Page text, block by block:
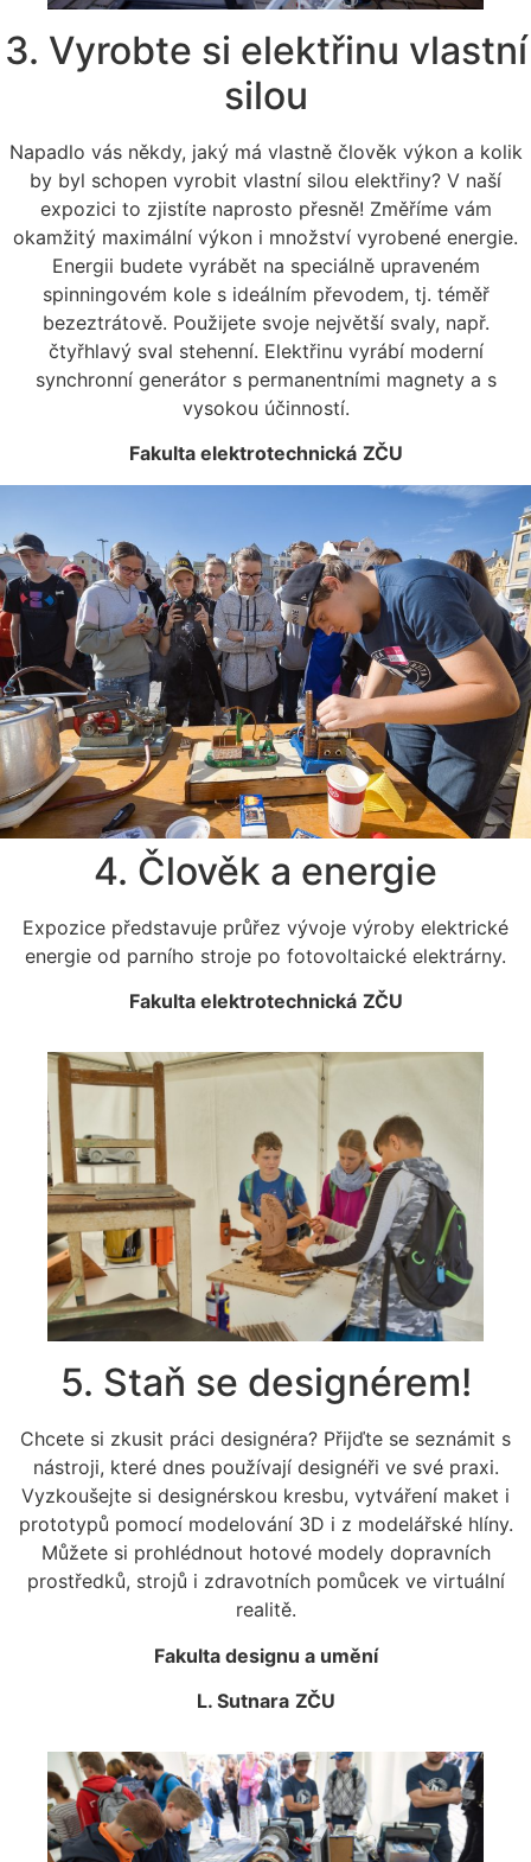
3. Vyrobte si elektřinu vlastní
silou
Napadlo vás někdy, jaký má vlastně člověk výkon a kolik
by byl schopen vyrobit vlastní silou elektřiny? V naší
expozici to zjistíte naprosto přesně! Změříme vám
okamžitý maximální výkon i množství vyrobené energie.
Energii budete vyrábět na speciálně upraveném
spinningovém kole s ideálním převodem, tj. téměř
bezeztrátově. Použijete svoje největší svaly, např.
čtyřhlavý sval stehenní. Elektřinu vyrábí moderní
synchronní generátor s permanentními magnety a s
vysokou účinností.
Fakulta elektrotechnická ZČU
4. Člověk a energie
Expozice představuje průřez vývoje výroby elektrické
energie od parního stroje po fotovoltaické elektrárny.
Fakulta elektrotechnická ZČU
5. Staň se designérem!
Chcete si zkusit práci designéra? Přijďte se seznámit s
nástroji, které dnes používají designéři ve své praxi.
Vyzkoušejte si designérskou kresbu, vytváření maket i
prototypů pomocí modelování 3D i z modelářské hlíny.
Můžete si prohlédnout hotové modely dopravních
prostředků, strojů i zdravotních pomůcek ve virtuální
realitě.
Fakulta designu a umění
L. Sutnara ZČU